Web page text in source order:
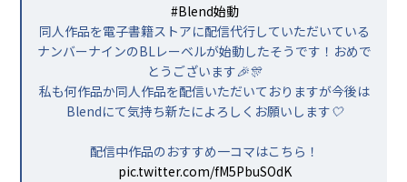
#Blend始動
同人作品を電子書籍ストアに配信代行していただいている
ナンバーナインのBLレーベルが始動したそうです！おめで
とうございます🎉🎊
私も何作品か同人作品を配信いただいておりますが今後は
Blendにて気持ち新たによろしくお願いします🤍
配信中作品のおすすめ一コマはこちら！
pic.twitter.com/fM5PbuSOdK